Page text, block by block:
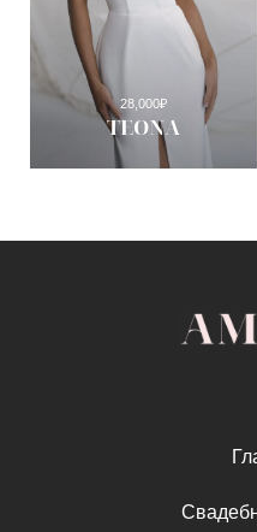
TEONA
28,000₽